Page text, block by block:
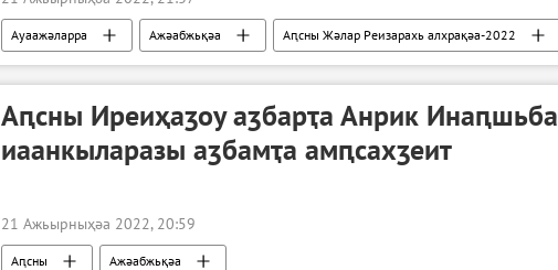
Ауаажәларра Ажәабжьқәа Аԥсны Жәлар Реизарахь алхрақәа-2022
Аԥсны Иреиҳаӡоу аӡбарҭа Анрик Инаԥшьба
иаанкыларазы аӡбамҭа амԥсахӡеит
21 Ажьырныҳәа 2022, 20:59
Аԥсны Ажәабжьқәа